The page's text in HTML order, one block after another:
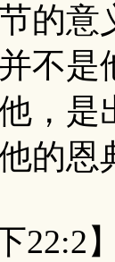
的
不是
，是
的恩
】